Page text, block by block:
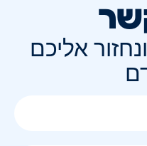
אליכם